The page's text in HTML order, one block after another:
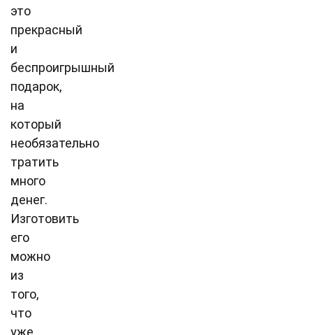
это
прекрасный
и
беспроигрышный
подарок,
на
который
необязательно
тратить
много
денег.
Изготовить
его
можно
из
того,
что
уже